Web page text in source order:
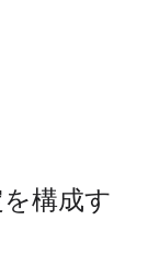
構成す